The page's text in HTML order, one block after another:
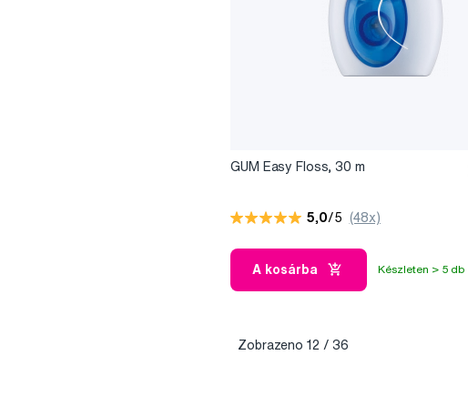
GUM Easy Floss, 30 m
5,0/5 (48x)
A kosárba Készleten > 5 db
Zobrazeno 12 / 36